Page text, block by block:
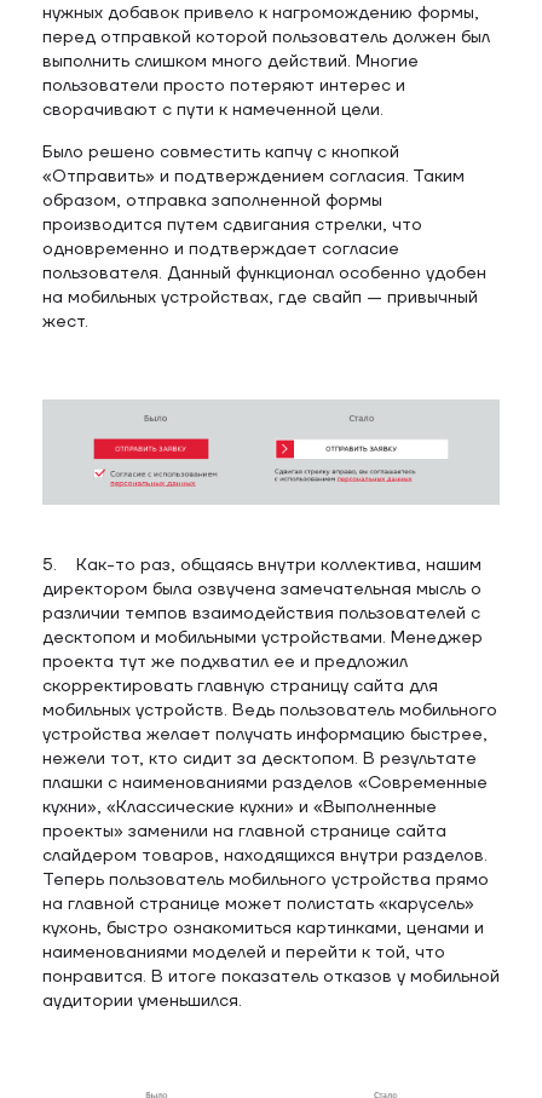
нужных добавок привело к нагромождению формы,
перед отправкой которой пользователь должен был
выполнить слишком много действий. Многие
пользователи просто потеряют интерес и
сворачивают с пути к намеченной цели.
Было решено совместить капчу с кнопкой
«Отправить» и подтверждением согласия. Таким
образом, отправка заполненной формы
производится путем сдвигания стрелки, что
одновременно и подтверждает согласие
пользователя. Данный функционал особенно удобен
на мобильных устройствах, где свайп — привычный
жест.
5. Как-то раз, общаясь внутри коллектива, нашим
директором была озвучена замечательная мысль о
различии темпов взаимодействия пользователей с
десктопом и мобильными устройствами. Менеджер
проекта тут же подхватил ее и предложил
скорректировать главную страницу сайта для
мобильных устройств. Ведь пользователь мобильного
устройства желает получать информацию быстрее,
нежели тот, кто сидит за десктопом. В результате
плашки с наименованиями разделов «Современные
кухни», «Классические кухни» и «Выполненные
проекты» заменили на главной странице сайта
слайдером товаров, находящихся внутри разделов.
Теперь пользователь мобильного устройства прямо
на главной странице может полистать «карусель»
кухонь, быстро ознакомиться картинками, ценами и
наименованиями моделей и перейти к той, что
понравится. В итоге показатель отказов у мобильной
аудитории уменьшился.